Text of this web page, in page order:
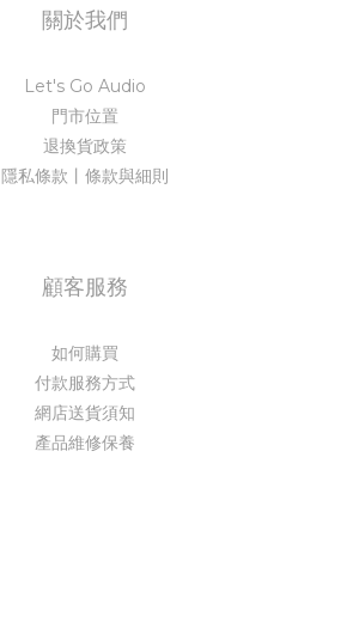
關於我們
Let's Go Audio
門市位置
退換貨政策
隱私條款丨條款與細則
顧客服務
如何購買
付款服務方式
網店送貨須知
產品維修保養